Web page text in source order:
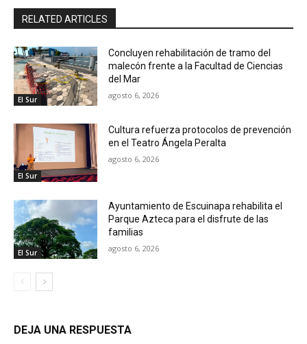
RELATED ARTICLES
El Sur
Concluyen rehabilitación de tramo del
malecón frente a la Facultad de Ciencias
del Mar
agosto 6, 2026
El Sur
Cultura refuerza protocolos de prevención
en el Teatro Ángela Peralta
agosto 6, 2026
El Sur
Ayuntamiento de Escuinapa rehabilita el
Parque Azteca para el disfrute de las
familias
agosto 6, 2026
DEJA UNA RESPUESTA